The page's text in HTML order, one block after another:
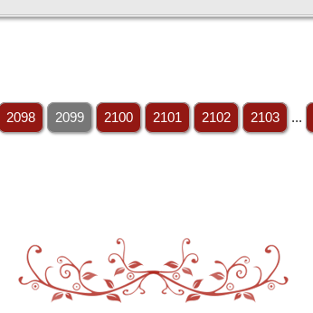
2098 2099 2100 2101 2102 2103 ...